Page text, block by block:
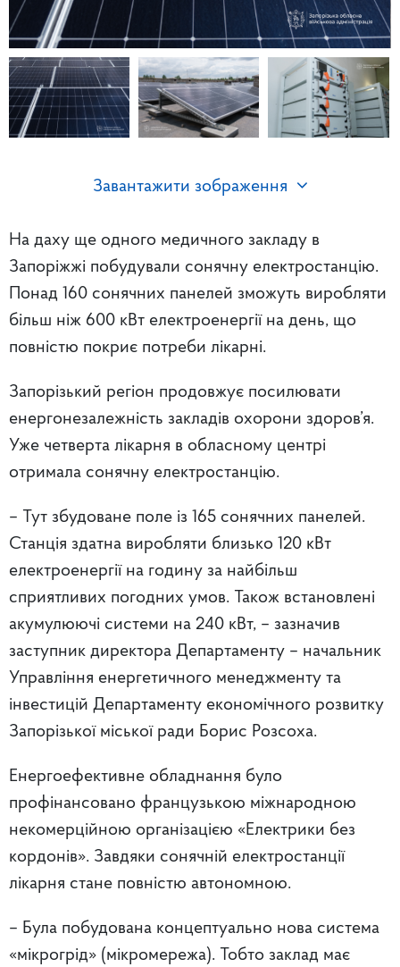
Завантажити зображення
На даху ще одного медичного закладу в
Запоріжжі побудували сонячну електростанцію.
Понад 160 сонячних панелей зможуть виробляти
більш ніж 600 кВт електроенергії на день, що
повністю покриє потреби лікарні.
Запорізький регіон продовжує посилювати
енергонезалежність закладів охорони здоров’я.
Уже четверта лікарня в обласному центрі
отримала сонячну електростанцію.
– Тут збудоване поле із 165 сонячних панелей.
Станція здатна виробляти близько 120 кВт
електроенергії на годину за найбільш
сприятливих погодних умов. Також встановлені
акумулюючі системи на 240 кВт, – зазначив
заступник директора Департаменту – начальник
Управління енергетичного менеджменту та
інвестицій Департаменту економічного розвитку
Запорізької міської ради Борис Розсоха.
Енергоефективне обладнання було
профінансовано французькою міжнародною
некомерційною організацією «Електрики без
кордонів». Завдяки сонячній електростанції
лікарня стане повністю автономною.
– Була побудована концептуально нова система
«мікрогрід» (мікромережа). Тобто заклад має